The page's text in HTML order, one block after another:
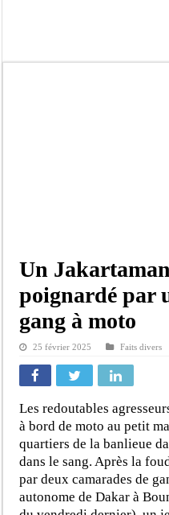
Un
poignardé par
gang à moto
25 février 2025 Faits divers
Les redoutables
à bord de moto au petit
quartiers de la banlieue
dans le sang. Après la
par deux camarades de
autonome de Dakar à